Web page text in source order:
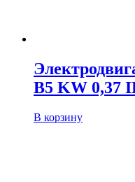
B5 KW 0,37
В корзину